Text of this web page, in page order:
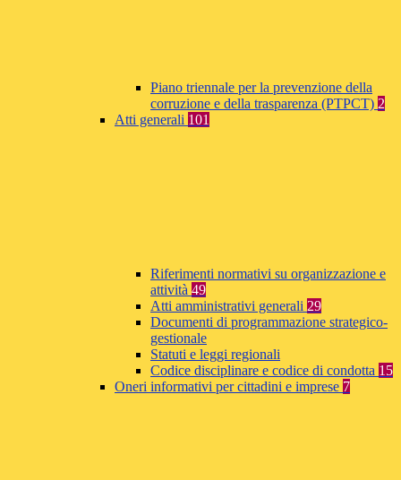
Piano triennale per la prevenzione della
corruzione e della trasparenza (PTPCT) 2
Atti generali 101
Riferimenti normativi su organizzazione e
attività 49
Atti amministrativi generali 29
Documenti di programmazione strategico-
gestionale
Statuti e leggi regionali
Codice disciplinare e codice di condotta 15
Oneri informativi per cittadini e imprese 7